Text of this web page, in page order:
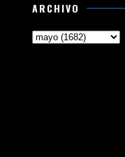
ARCHIVO